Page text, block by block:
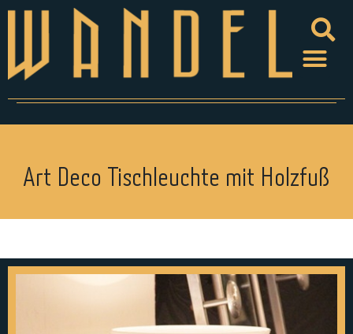
Art Deco Tischleuchte mit Holzfuß